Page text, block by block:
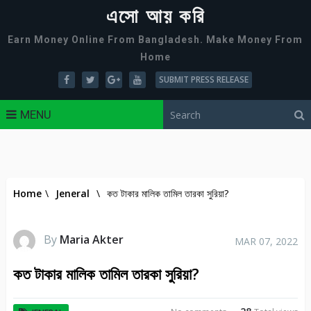
এসো আয় করি
Earn Money Online From Bangladesh. Make Money From
Home
SUBMIT PRESS RELEASE
MENU
Home \ Jeneral \ কত টাকার মালিক তামিল তারকা সুরিয়া?
By Maria Akter MAR 07, 2022
কত টাকার মালিক তামিল তারকা সুরিয়া?